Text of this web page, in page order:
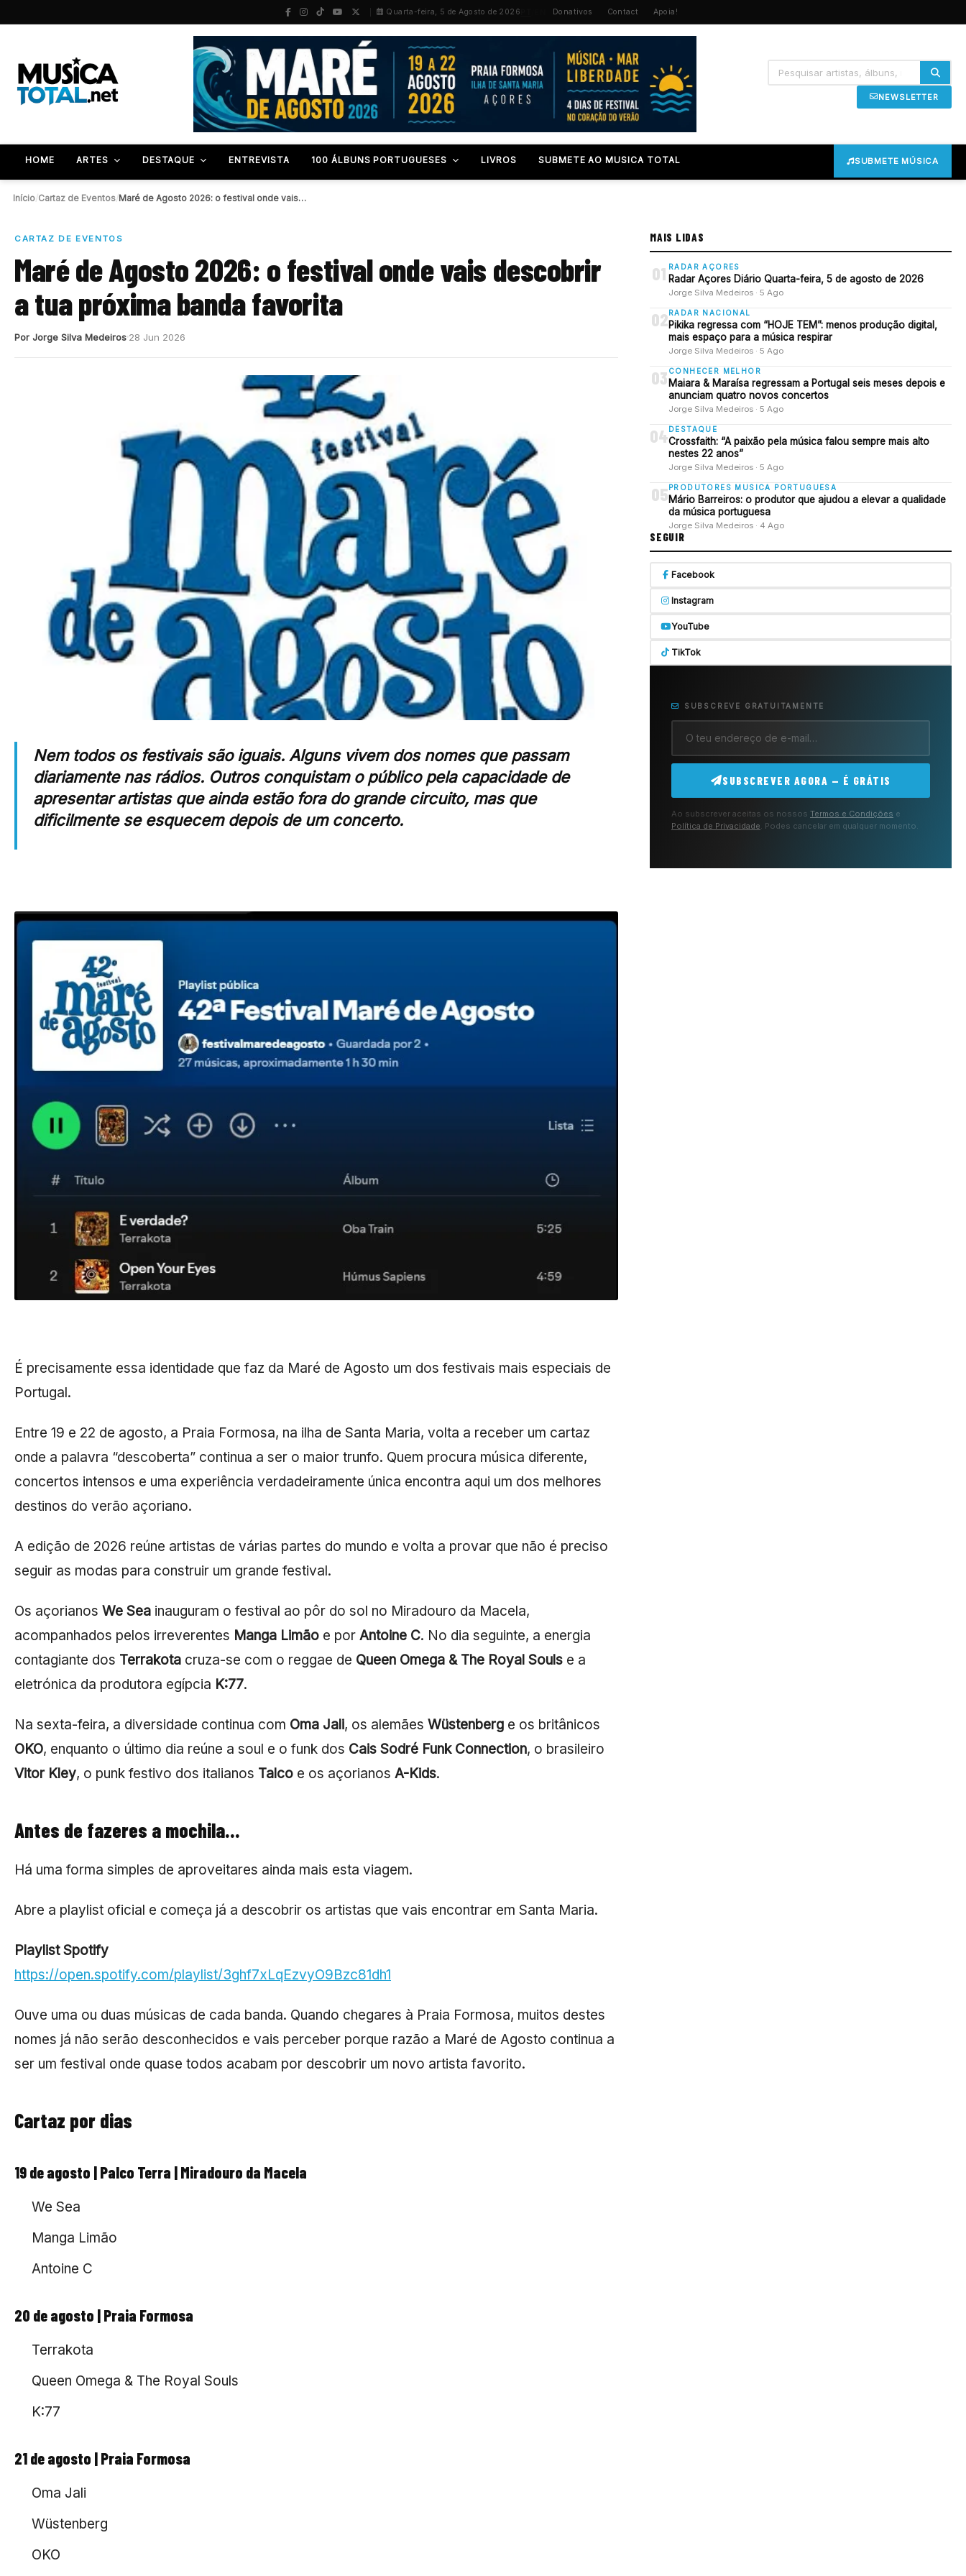
Quarta-feira, 5 de Agosto de 2026 Donativos Contact Apoia!
NEWSLETTER
HOME ARTES DESTAQUE ENTREVISTA 100 ÁLBUNS PORTUGUESES LIVROS SUBMETE AO MUSICA TOTAL SUBMETE MÚSICA
Início Cartaz de Eventos Maré de Agosto 2026: o festival onde vais…
CARTAZ DE EVENTOS
Maré de Agosto 2026: o festival onde vais descobrir
a tua próxima banda favorita
Por Jorge Silva Medeiros 28 Jun 2026
Nem todos os festivais são iguais. Alguns vivem dos nomes que passam
diariamente nas rádios. Outros conquistam o público pela capacidade de
apresentar artistas que ainda estão fora do grande circuito, mas que
dificilmente se esquecem depois de um concerto.
É precisamente essa identidade que faz da Maré de Agosto um dos festivais mais especiais de
Portugal.
Entre 19 e 22 de agosto, a Praia Formosa, na ilha de Santa Maria, volta a receber um cartaz
onde a palavra “descoberta” continua a ser o maior trunfo. Quem procura música diferente,
concertos intensos e uma experiência verdadeiramente única encontra aqui um dos melhores
destinos do verão açoriano.
A edição de 2026 reúne artistas de várias partes do mundo e volta a provar que não é preciso
seguir as modas para construir um grande festival.
Os açorianos We Sea inauguram o festival ao pôr do sol no Miradouro da Macela,
acompanhados pelos irreverentes Manga Limão e por Antoine C. No dia seguinte, a energia
contagiante dos Terrakota cruza-se com o reggae de Queen Omega & The Royal Souls e a
eletrónica da produtora egípcia K:77.
Na sexta-feira, a diversidade continua com Oma Jali, os alemães Wüstenberg e os britânicos
OKO, enquanto o último dia reúne a soul e o funk dos Cais Sodré Funk Connection, o brasileiro
Vitor Kley, o punk festivo dos italianos Talco e os açorianos A-Kids.
Antes de fazeres a mochila…
Há uma forma simples de aproveitares ainda mais esta viagem.
Abre a playlist oficial e começa já a descobrir os artistas que vais encontrar em Santa Maria.
Playlist Spotify
https://open.spotify.com/playlist/3ghf7xLqEzvyO9Bzc81dh1
Ouve uma ou duas músicas de cada banda. Quando chegares à Praia Formosa, muitos destes
nomes já não serão desconhecidos e vais perceber porque razão a Maré de Agosto continua a
ser um festival onde quase todos acabam por descobrir um novo artista favorito.
Cartaz por dias
19 de agosto | Palco Terra | Miradouro da Macela
We Sea
Manga Limão
Antoine C
20 de agosto | Praia Formosa
Terrakota
Queen Omega & The Royal Souls
K:77
21 de agosto | Praia Formosa
Oma Jali
Wüstenberg
OKO
MAIS LIDAS
01 RADAR AÇORES
Radar Açores Diário Quarta-feira, 5 de agosto de 2026
Jorge Silva Medeiros · 5 Ago
02 RADAR NACIONAL
Pikika regressa com “HOJE TEM”: menos produção digital,
mais espaço para a música respirar
Jorge Silva Medeiros · 5 Ago
03 CONHECER MELHOR
Maiara & Maraísa regressam a Portugal seis meses depois e
anunciam quatro novos concertos
Jorge Silva Medeiros · 5 Ago
04DESTAQUE
Crossfaith: “A paixão pela música falou sempre mais alto
nestes 22 anos”
Jorge Silva Medeiros · 5 Ago
05 PRODUTORES MUSICA PORTUGUESA
Mário Barreiros: o produtor que ajudou a elevar a qualidade
da música portuguesa
Jorge Silva Medeiros · 4 Ago
SEGUIR
Facebook
Instagram
YouTube
TikTok
SUBSCREVE GRATUITAMENTE
SUBSCREVER AGORA — É GRÁTIS
Ao subscrever aceitas os nossos Termos e Condições e
Política de Privacidade . Podes cancelar em qualquer momento.